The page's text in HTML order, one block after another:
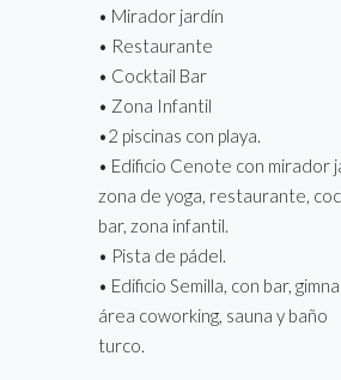
• Mirador jardín
• Restaurante
• Cocktail Bar
• Zona Infantil
•2 piscinas con playa.
• Edificio Cenote con mirador
zona de yoga, restaurante,
bar, zona infantil.
• Pista de pádel.
• Edificio Semilla, con bar,
área coworking, sauna y baño
turco.